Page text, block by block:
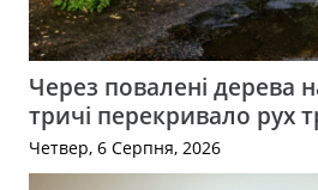
Через повалені дерева
тричі перекривало рух
Четвер, 6 Серпня, 2026